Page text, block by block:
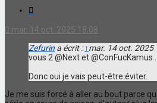
mar. 14 oct. 2025 18:08
Zefurin a écrit : ↑mar. 14 oct. 2025
vous 2 @Next et @ConFucKamus .
Donc oui je vais peut-être éviter.
Je me suis forcé à aller au bout parce